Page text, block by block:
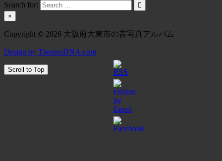
ナ
ビ
ゲ
ー
シ
Search for:
×
Copyright © 2026 大阪府大東市の昔写真アルバム
Design by ThemesDNA.com
Scroll to Top